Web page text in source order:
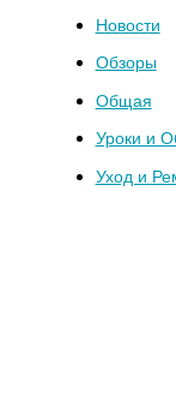
Новости
Обзоры
Общая
Уроки и
Уход и